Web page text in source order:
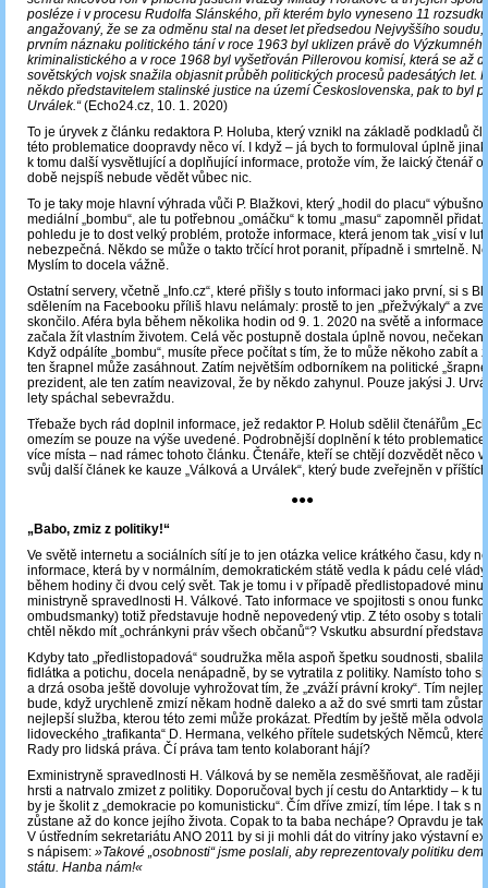
posléze i v procesu Rudolfa Slánského, při kterém bylo vyneseno 11
angažovaný, že se za odměnu stal na deset let předsedou Nejvyššího soudu,
prvním náznaku politického tání v roce 1963 byl uklizen právě do
kriminalistického a v roce 1968 byl vyšetřován Pillerovou komisí, která se až
sovětských vojsk snažila objasnit průběh politických procesů padesátých let.
někdo představitelem stalinské justice na území Československa, pak to byl
Urválek.“(Echo24.cz, 10. 1. 2020)
To je úryvek z článku redaktora P. Holuba, který vznikl na základě podkladů
této problematice doopravdy něco ví. I když – já bych to formuloval úplně
k tomu další vysvětlující a doplňující informace, protože vím, že laický čtenář
době nejspíš nebude vědět vůbec nic.
To je taky moje hlavní výhrada vůči P. Blažkovi, který „hodil do placu“
mediální „bombu“, ale tu potřebnou „omáčku“ k tomu „masu“ zapomněl přidat.
pohledu je to dost velký problém, protože informace, která jenom tak „visí v
nebezpečná. Někdo se může o takto trčící hrot poranit, případně i smrtelně.
Myslím to docela vážně.
Ostatní servery, včetně „Info.cz“, které přišly s touto informaci jako první, si s
sdělením na Facebooku příliš hlavu nelámaly: prostě to jen „přežvýkaly“ a
skončilo. Aféra byla během několika hodin od 9. 1. 2020 na světě a informace
začala žít vlastním životem. Celá věc postupně dostala úplně novou,
Když odpálíte „bombu“, musíte přece počítat s tím, že to může někoho zabít a
ten šrapnel může zasáhnout. Zatím největším odborníkem na politické
prezident, ale ten zatím neavizoval, že by někdo zahynul. Pouze jakýsi J.
lety spáchal sebevraždu.
Třebaže bych rád doplnil informace, jež redaktor P. Holub sdělil čtenářům
omezím se pouze na výše uvedené. Podrobnější doplnění k této
více místa – nad rámec tohoto článku. Čtenáře, kteří se chtějí dozvědět něco
svůj další článek ke kauze „Válková a Urválek“, který bude zveřejněn v
●●●
„Babo, zmiz z politiky!“
Ve světě internetu a sociálních sítí je to jen otázka velice krátkého času, kdy
informace, která by v normálním, demokratickém státě vedla k pádu celé
během hodiny či dvou celý svět. Tak je tomu i v případě předlistopadové
ministryně spravedlnosti H. Válkové. Tato informace ve spojitosti s onou
ombudsmanky) totiž představuje hodně nepovedený vtip. Z této osoby s
chtěl někdo mít „ochránkyni práv všech občanů“? Vskutku absurdní představa!
Kdyby tato „předlistopadová“ soudružka měla aspoň špetku soudnosti, sbalila
fidlátka a potichu, docela nenápadně, by se vytratila z politiky. Namísto toho
a drzá osoba ještě dovoluje vyhrožovat tím, že „zváží právní kroky“. Tím
bude, když urychleně zmizí někam hodně daleko a až do své smrti tam
nejlepší služba, kterou této zemi může prokázat. Předtím by ještě měla
lidoveckého „trafikanta“ D. Hermana, velkého přítele sudetských Němců,
Rady pro lidská práva. Čí práva tam tento kolaborant hájí?
Exministryně spravedlnosti H. Válková by se neměla zesměšňovat, ale raději
hrsti a natrvalo zmizet z politiky. Doporučoval bych jí cestu do Antarktidy – k
by je školit z „demokracie po komunisticku“. Čím dříve zmizí, tím lépe. I tak s
zůstane až do konce jejího života. Copak to ta baba nechápe? Opravdu je tak
V ústředním sekretariátu ANO 2011 by si ji mohli dát do vitríny jako výstavní
s nápisem: »Takové „osobnosti“ jsme poslali, aby reprezentovaly politiku
státu. Hanba nám!«